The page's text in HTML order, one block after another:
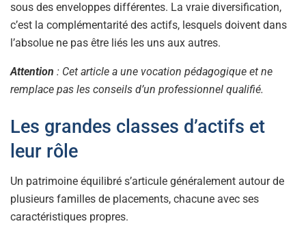
sous des enveloppes différentes. La vraie diversification,
c’est la complémentarité des actifs, lesquels doivent dans
l’absolue ne pas être liés les uns aux autres.
Attention : Cet article a une vocation pédagogique et ne
remplace pas les conseils d’un professionnel qualifié.
Les grandes classes d’actifs et
leur rôle
Un patrimoine équilibré s’articule généralement autour de
plusieurs familles de placements, chacune avec ses
caractéristiques propres.